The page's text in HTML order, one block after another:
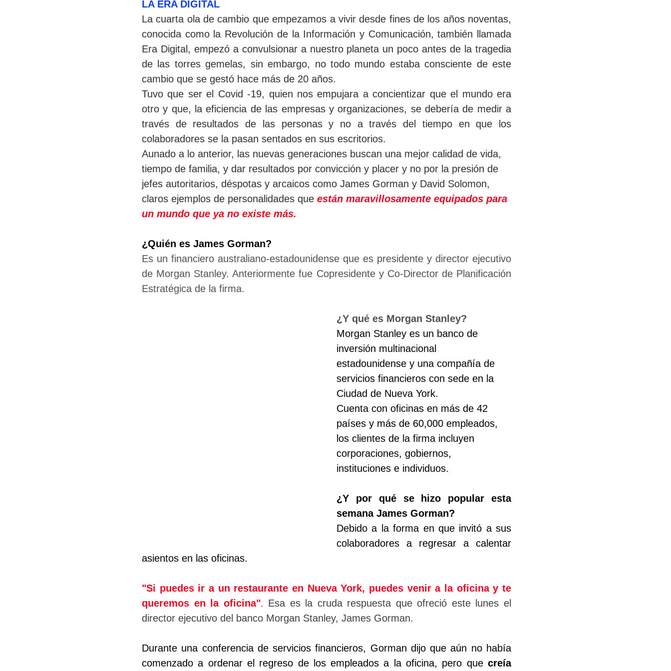
LA ERA DIGITAL
La cuarta ola de cambio que empezamos a vivir desde fines de los años noventas,
conocida como la Revolución de la Información y Comunicación, también llamada
Era Digital, empezó a convulsionar a nuestro planeta un poco antes de la tragedia
de las torres gemelas, sin embargo, no todo mundo estaba consciente de este
cambio que se gestó hace más de 20 años.
Tuvo que ser el Covid -19, quien nos empujara a concientizar que el mundo era
otro y que, la eficiencia de las empresas y organizaciones, se debería de medir a
través de resultados de las personas y no a través del tiempo en que los
colaboradores se la pasan sentados en sus escritorios.
Aunado a lo anterior, las nuevas generaciones buscan una mejor calidad de vida,
tiempo de familia, y dar resultados por convicción y placer y no por la presión de
jefes autoritarios, déspotas y arcaicos como James Gorman y David Solomon,
claros ejemplos de personalidades que están maravillosamente equipados para
un mundo que ya no existe más.
¿Quién es James Gorman?
Es un financiero australiano-estadounidense que es presidente y director ejecutivo
de Morgan Stanley. Anteriormente fue Copresidente y Co-Director de Planificación
Estratégica de la firma.
¿Y qué es Morgan Stanley?
Morgan Stanley es un banco de
inversión multinacional
estadounidense y una compañía de
servicios financieros con sede en la
Ciudad de Nueva York.
Cuenta con oficinas en más de 42
países y más de 60,000 empleados,
los clientes de la firma incluyen
corporaciones, gobiernos,
instituciones e individuos.
¿Y por qué se hizo popular esta
semana James Gorman?
Debido a la forma en que invitó a sus
colaboradores a regresar a calentar
asientos en las oficinas.
"Si puedes ir a un restaurante en Nueva York, puedes venir a la oficina y te
queremos en la oficina". Esa es la cruda respuesta que ofreció este lunes el
director ejecutivo del banco Morgan Stanley, James Gorman.
Durante una conferencia de servicios financieros, Gorman dijo que aún no había
comenzado a ordenar el regreso de los empleados a la oficina, pero que creía